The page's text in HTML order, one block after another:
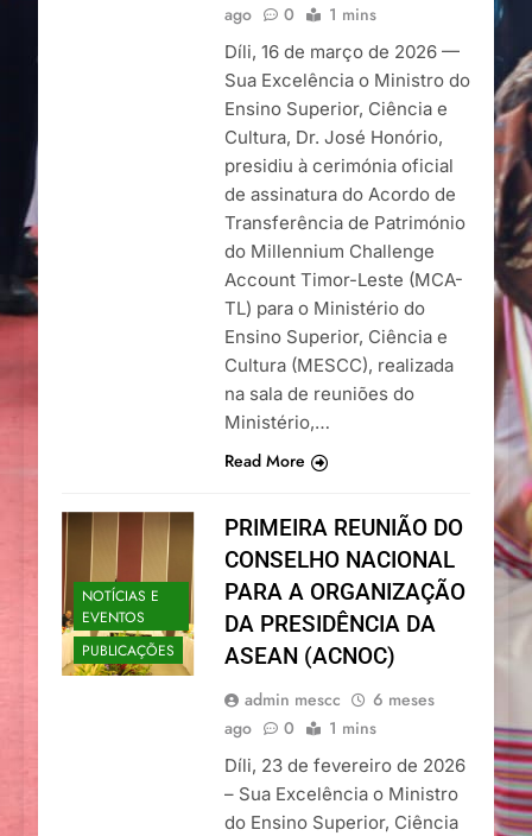
ago
0 1 mins
Díli, 16 de março de 2026 —
Sua Excelência o Ministro do
Ensino Superior, Ciência e
Cultura, Dr. José Honório,
presidiu à cerimónia oficial
de assinatura do Acordo de
Transferência de Património
do Millennium Challenge
Account Timor-Leste (MCA-
TL) para o Ministério do
Ensino Superior, Ciência e
Cultura (MESCC), realizada
na sala de reuniões do
Ministério,…
Read More
NOTÍCIAS E
EVENTOS
PUBLICAÇÕES
PRIMEIRA REUNIÃO DO
CONSELHO NACIONAL
PARA A ORGANIZAÇÃO
DA PRESIDÊNCIA DA
ASEAN (ACNOC)
admin mescc
6 meses
ago
0 1 mins
Díli, 23 de fevereiro de 2026
– Sua Excelência o Ministro
do Ensino Superior, Ciência